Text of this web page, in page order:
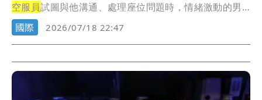
空服員試圖與他溝通、處理座位問題時，情緒激動的男
子...
國際 2026/07/18 22:47